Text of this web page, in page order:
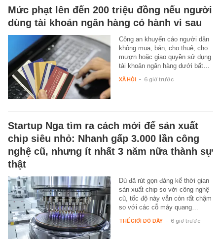
Mức phạt lên đến 200 triệu đồng nếu người
dùng tài khoản ngân hàng có hành vi sau
Công an khuyến cáo người dân
không mua, bán, cho thuê, cho
mượn hoặc giao quyền sử dụng
tài khoản ngân hàng dưới bất…
XÃ HỘI - 6 giờ trước
Startup Nga tìm ra cách mới để sản xuất
chip siêu nhỏ: Nhanh gấp 3.000 lần công
nghệ cũ, nhưng ít nhất 3 năm nữa thành sự
thật
Dù đã rút gọn đáng kể thời gian
sản xuất chip so với công nghệ
cũ, tốc độ này vẫn còn rất chậm
so với các cỗ máy quang…
THẾ GIỚI ĐÓ ĐÂY - 6 giờ trước